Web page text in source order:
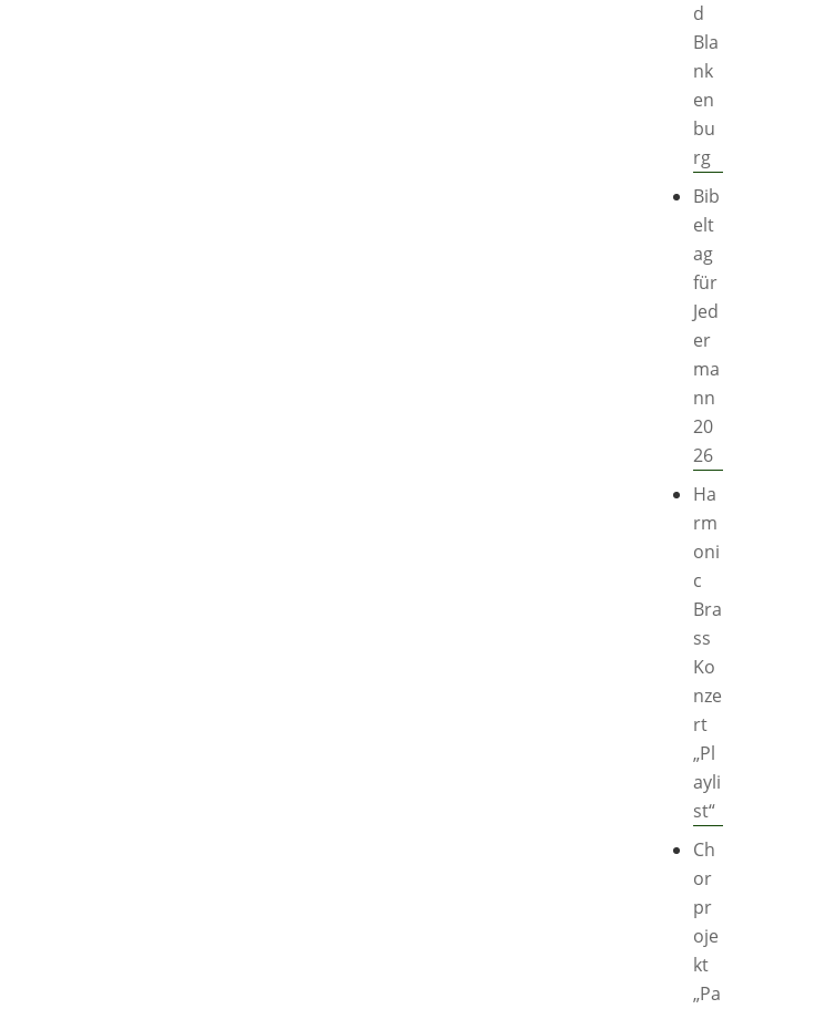
d
Bla
nk
en
bu
rg
Bib
elt
ag
für
Jed
er
ma
nn
20
26
Ha
rm
oni
c
Bra
ss
Ko
nze
rt
„Pl
ayli
st“
Ch
or
pr
oje
kt
„Pa